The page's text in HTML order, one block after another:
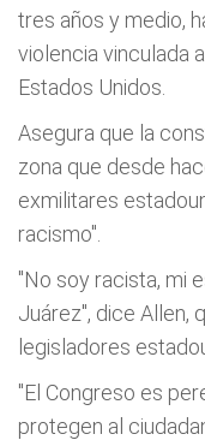
tres años y medio,
violencia vinculada
Estados Unidos.
Asegura que la
zona que desde
exmilitares
racismo".
"No soy racista, mi
Juárez", dice Allen,
legisladores
"El Congreso es
protegen al